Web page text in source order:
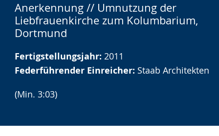
Anerkennung // Umnutzung der
Liebfrauenkirche zum Kolumbarium,
Dortmund
Leichten
Sprache
wechseln.
Audio-
Unterstützung.
Video
in
Deutscher
Gebärdensprache
wird
Fertigstellungsjahr: 2011
Federführender Einreicher: Staab Architekten
(Min. 3:03)